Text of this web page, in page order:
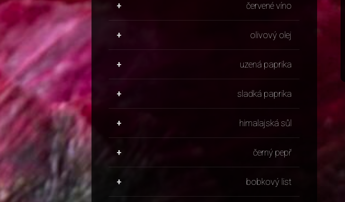
+ červené víno
+ olivový olej
+ uzená paprika
+ sladká paprika
+ himalajská sůl
+ černý pepř
+ bobkový list